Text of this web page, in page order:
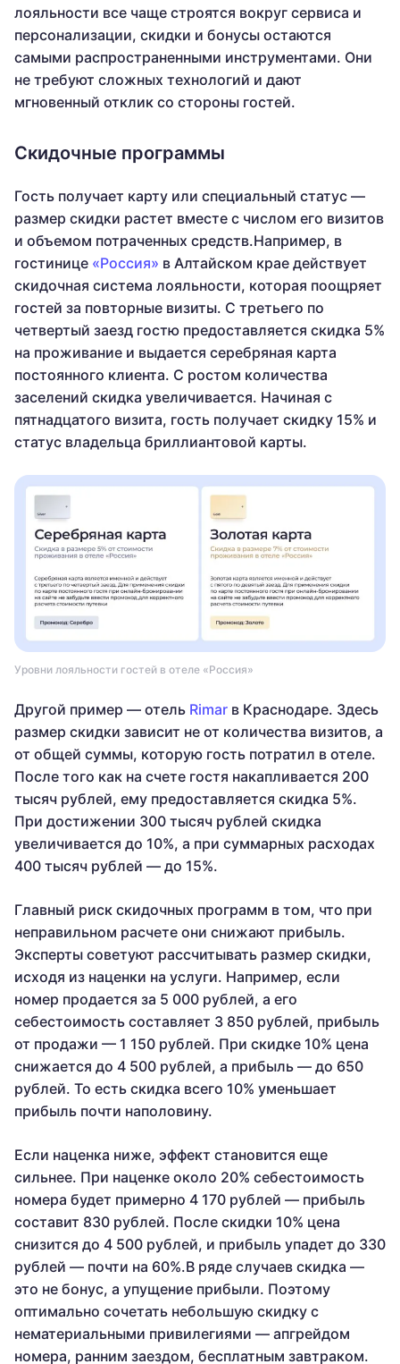
лояльности все чаще строятся вокруг сервиса и
персонализации, скидки и бонусы остаются
самыми распространенными инструментами. Они
не требуют сложных технологий и дают
мгновенный отклик со стороны гостей.
Скидочные программы
Гость получает карту или специальный статус —
размер скидки растет вместе с числом его визитов
и объемом потраченных средств.Например, в
гостинице «Россия» в Алтайском крае действует
скидочная система лояльности, которая поощряет
гостей за повторные визиты. С третьего по
четвертый заезд гостю предоставляется скидка 5%
на проживание и выдается серебряная карта
постоянного клиента. С ростом количества
заселений скидка увеличивается. Начиная с
пятнадцатого визита, гость получает скидку 15% и
статус владельца бриллиантовой карты.
Уровни лояльности гостей в отеле «Россия»
Другой пример — отель Rimar в Краснодаре. Здесь
размер скидки зависит не от количества визитов, а
от общей суммы, которую гость потратил в отеле.
После того как на счете гостя накапливается 200
тысяч рублей, ему предоставляется скидка 5%.
При достижении 300 тысяч рублей скидка
увеличивается до 10%, а при суммарных расходах
400 тысяч рублей — до 15%.
Главный риск скидочных программ в том, что при
неправильном расчете они снижают прибыль.
Эксперты советуют рассчитывать размер скидки,
исходя из наценки на услуги. Например, если
номер продается за 5 000 рублей, а его
себестоимость составляет 3 850 рублей, прибыль
от продажи — 1 150 рублей. При скидке 10% цена
снижается до 4 500 рублей, а прибыль — до 650
рублей. То есть скидка всего 10% уменьшает
прибыль почти наполовину.
Если наценка ниже, эффект становится еще
сильнее. При наценке около 20% себестоимость
номера будет примерно 4 170 рублей — прибыль
составит 830 рублей. После скидки 10% цена
снизится до 4 500 рублей, и прибыль упадет до 330
рублей — почти на 60%.В ряде случаев скидка —
это не бонус, а упущение прибыли. Поэтому
оптимально сочетать небольшую скидку с
нематериальными привилегиями — апгрейдом
номера, ранним заездом, бесплатным завтраком.